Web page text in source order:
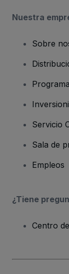
Nuestra
Sobre
Servicio
Sala de
Empleos
¿Tiene
Centro